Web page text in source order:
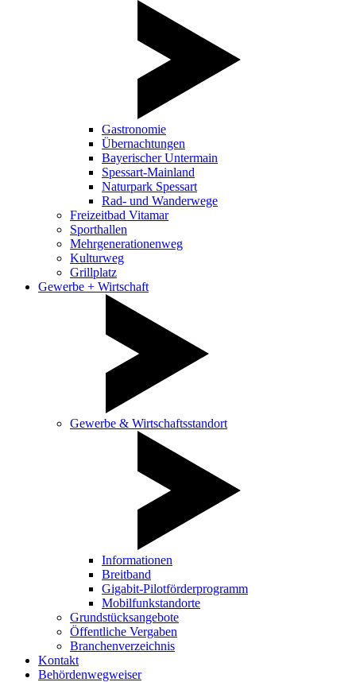
Gastronomie
Übernachtungen
Bayerischer Untermain
Spessart-Mainland
Naturpark Spessart
Rad- und Wanderwege
Freizeitbad Vitamar
Sporthallen
Mehrgenerationenweg
Kulturweg
Grillplatz
Gewerbe + Wirtschaft
Gewerbe & Wirtschaftsstandort
Informationen
Breitband
Gigabit-Pilotförderprogramm
Mobilfunkstandorte
Grundstücksangebote
Öffentliche Vergaben
Branchenverzeichnis
Kontakt
Behördenwegweiser